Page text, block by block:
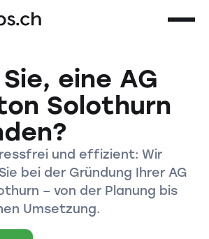
eine AG
Solothurn
und effizient: Wir
bei der Gründung Ihrer AG
– von der Planung bis
Umsetzung.